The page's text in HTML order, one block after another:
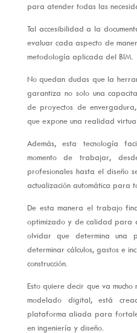
para atender todas las
Tal accesibilidad a la
evaluar cada aspecto de
metodología aplicada del BIM.
No quedan dudas que la
garantiza no solo una
de proyectos de
que expone una realidad
Además, esta tecnología
momento de trabajar,
profesionales hasta el diseño
actualización automática para
De esta manera el trabajo
optimizado y de calidad para
olvidar que determina una
determinar cálculos, gastos e
construcción.
Esto quiere decir que va
modelado digital, está
plataforma aliada para
en ingeniería y diseño.